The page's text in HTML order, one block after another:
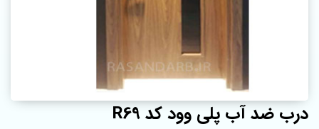
درب ضد آب پلی وود کد R69